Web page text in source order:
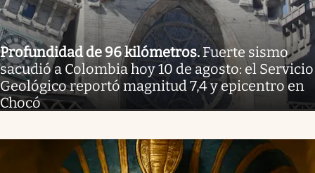
Profundidad de 96 kilómetros. Fuerte sismo
sacudió a Colombia hoy 10 de agosto: el Servicio
Geológico reportó magnitud 7,4 y epicentro en
Chocó